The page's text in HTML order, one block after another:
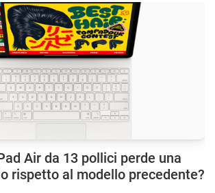
Air da 13 pollici perde una
rispetto al modello precedente?